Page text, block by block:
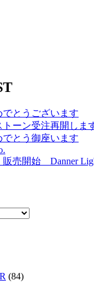
とうございます
ーン受注再開しま
とう御座います
販売開始 Danner
(84)